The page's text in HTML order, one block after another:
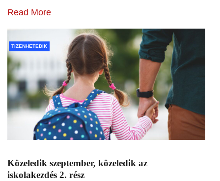
Read More
TIZENHETEDIK
Közeledik szeptember, közeledik az
iskolakezdés 2. rész